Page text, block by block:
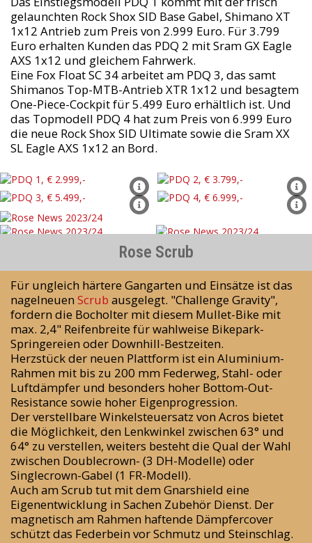
gelaunchten Rock Shox SID Base Gabel, Shimano XT
1x12 Antrieb zum Preis von 2.999 Euro. Für 3.799
Euro erhalten Kunden das PDQ 2 mit Sram GX Eagle
AXS 1x12 und gleichem Fahrwerk.
Eine Fox Float SC 34 arbeitet am PDQ 3, das samt
Shimanos Top-MTB-Antrieb XTR 1x12 und besagtem
One-Piece-Cockpit für 5.499 Euro erhältlich ist. Und
das Topmodell PDQ 4 hat zum Preis von 6.999 Euro
die neue Rock Shox SID Ultimate sowie die Sram XX
SL Eagle AXS 1x12 an Bord.
Rose Scrub
Für ungleich härtere Gangarten und Einsätze ist das
nagelneuenScrub ausgelegt. "Challenge Gravity",
fordern die Bocholter mit diesem Mullet-Bike mit
max. 2,4" Reifenbreite für wahlweise Bikepark-
Springereien oder Downhill-Bestzeiten.
Herzstück der neuen Plattform ist ein Aluminium-
Rahmen mit bis zu 200 mm Federweg, Stahl- oder
Luftdämpfer und besonders hoher Bottom-Out-
Resistance sowie hoher Eigenprogression.
Der verstellbare Winkelsteuersatz von Acros bietet
die Möglichkeit, den Lenkwinkel zwischen 63° und
64° zu verstellen, weiters besteht die Qual der Wahl
zwischen Doublecrown- (3 DH-Modelle) oder
Singlecrown-Gabel (1 FR-Modell).
Auch am Scrub tut mit dem Gnarshield eine
Eigenentwicklung in Sachen Zubehör Dienst. Der
magnetisch am Rahmen haftende Dämpfercover
schützt das Federbein vor Schmutz und Steinschlag.